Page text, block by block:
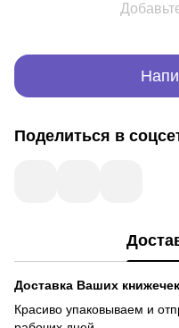
Поделиться в
Доставка Ваших книжечек
Красиво упаковываем и